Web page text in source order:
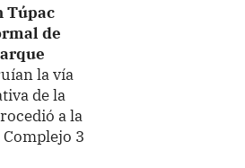
Túpac
de
la vía
de la
a la
3